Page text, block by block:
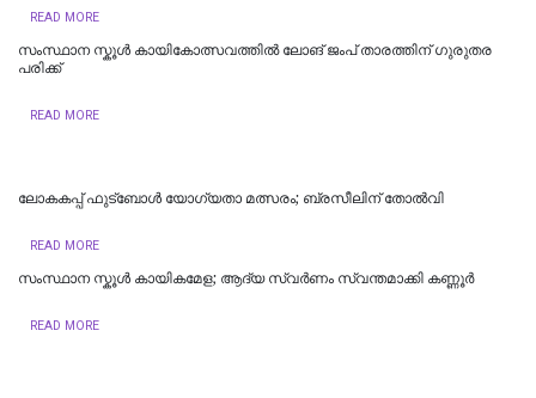
READ MORE
സംസ്ഥാന സ്കൂൾ കായികോത്സവത്തിൽ ലോങ് ജംപ് താരത്തിന് ഗുരുതര
പരിക്ക്
READ MORE
ലോകകപ്പ് ഫുട്ബോൾ യോഗ്യതാ മത്സരം; ബ്രസീലിന് തോൽവി
READ MORE
സംസ്ഥാന സ്കൂൾ കായികമേള; ആദ്യ സ്വർണം സ്വന്തമാക്കി കണ്ണൂർ
READ MORE